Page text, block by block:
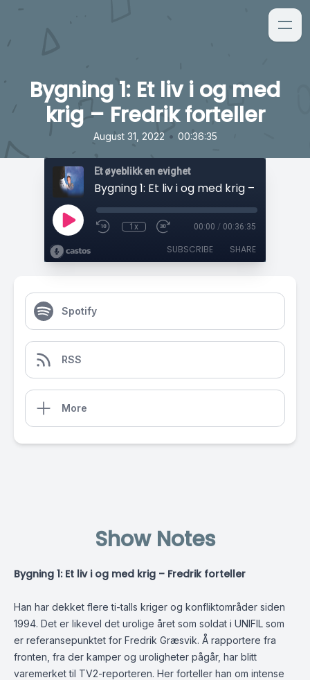
Bygning 1: Et liv i og med
krig – Fredrik forteller
August 31, 2022 • 00:36:35
Et øyeblikk en evighet
1x 00:00 / 00:36:35
SUBSCRIBE SHARE
Spotify
RSS
More
Show Notes
Bygning 1: Et liv i og med krig – Fredrik forteller
Han har dekket flere ti-talls kriger og konfliktområder siden
1994. Det er likevel det urolige året som soldat i UNIFIL som
er referansepunktet for Fredrik Græsvik. Å rapportere fra
fronten, fra der kamper og uroligheter pågår, har blitt
varemerket til TV2-reporteren. Her forteller han om intense